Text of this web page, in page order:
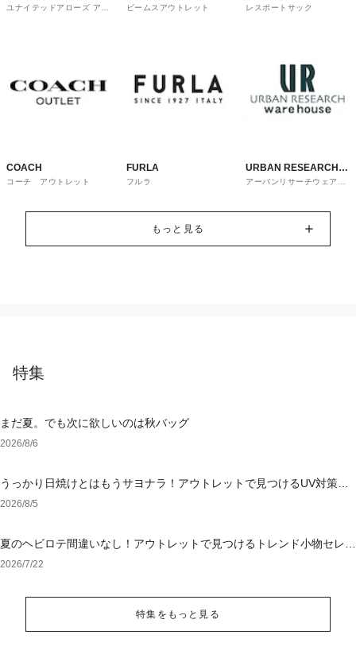
OUTLET
ユナイテッドアローズ アウ
ビームスアウトレット レスポートサック
COACH
コーチ アウトレット
FURLA
フルラ
URBAN RESEARCH
ware house
アーバンリサーチウェアハ
もっと見る
特集
まだ夏。でも次に欲しいのは秋バッグ
2026/8/6
うっかり日焼けとはもうサヨナラ！アウトレットで見つけるUV対策ウ
ェア
2026/8/5
夏のヘビロテ間違いなし！アウトレットで見つけるトレンド小物セレク
ション
2026/7/22
特集をもっと見る